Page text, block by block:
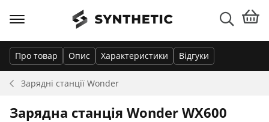
Зарядні станції Wonder
Про товар Опис Характеристики Відгуки
Зарядна станція Wonder WX600